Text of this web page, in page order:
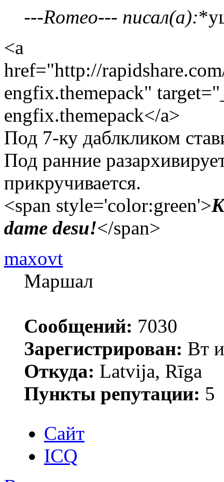
---Romeo--- писал(а):
<a
href="http://
engfix.themepack"
engfix.themepack</a>
Под 7-ку даблкликом
Под ранние
прикручивается.
<span style='color:green'>
dame desu!</span>
maxovt
Маршал
Сообщений: 7030
Зарегистрирован: Вт
Откуда: Latvija, Rīga
Пункты репутации: 5
Сайт
ICQ